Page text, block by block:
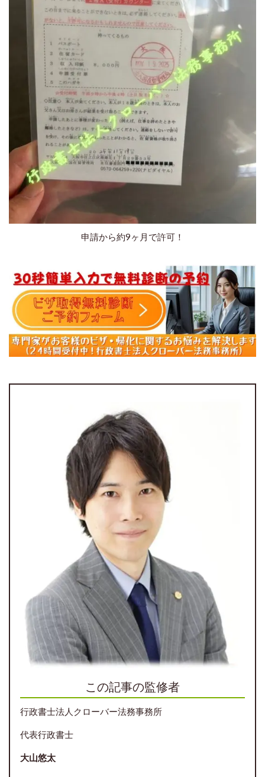
申請から約9ヶ月で許可！
この記事の監修者
行政書士法人クローバー法務事務所
代表行政書士
大山悠太